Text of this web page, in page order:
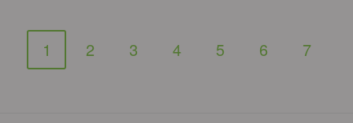
1 2 3 4 5 6 7